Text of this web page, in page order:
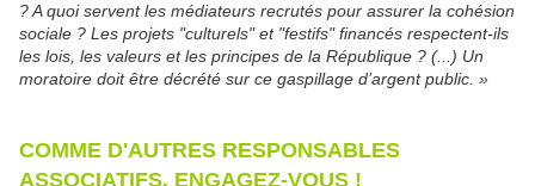
? A quoi servent les médiateurs recrutés pour assurer la cohésion
sociale ? Les projets "culturels" et "festifs" financés respectent-ils
les lois, les valeurs et les principes de la République ? (...) Un
moratoire doit être décrété sur ce gaspillage d’argent public. »
COMME D'AUTRES RESPONSABLES
ASSOCIATIFS, ENGAGEZ-VOUS !